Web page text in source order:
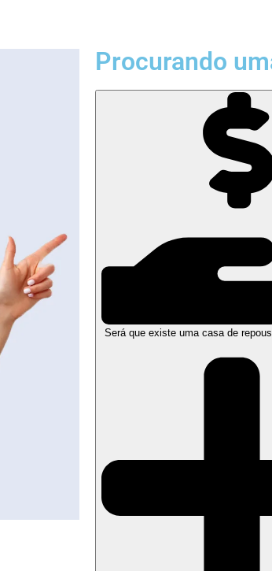
Procurando
Será que existe uma casa de